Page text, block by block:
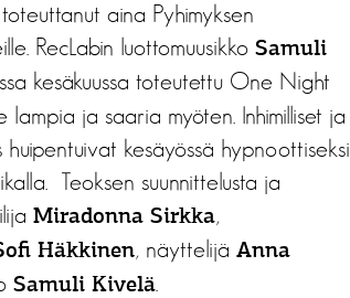
aina Pyhimyksen
RecLabin luottomuusikko Samuli
kesäkuussa toteutettu One Night
ja saaria myöten. Inhimilliset ja
kesäyössä hypnoottiseksi
Teoksen suunnittelusta ja
Miradonna Sirkka,
Häkkinen, näyttelijä Anna
Samuli Kivelä